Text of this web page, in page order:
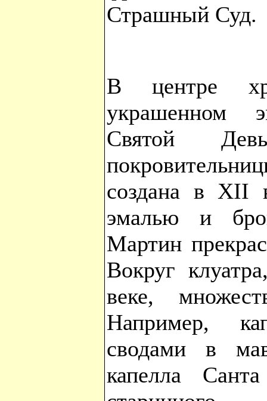
Страшный Суд.
В центре
украшенном
Святой
создана в XII
эмалью и
Мартин
Вокруг
веке,
Например,
сводами в
капелла